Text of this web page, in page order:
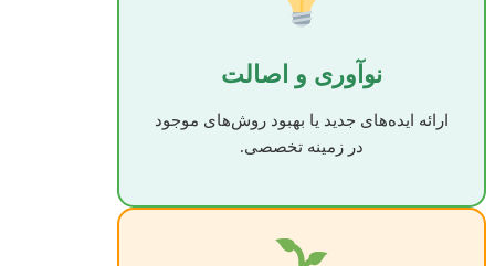
نوآوری و اصالت
ارائه ایده‌های جدید یا بهبود روش‌های موجود
در زمینه تخصصی.